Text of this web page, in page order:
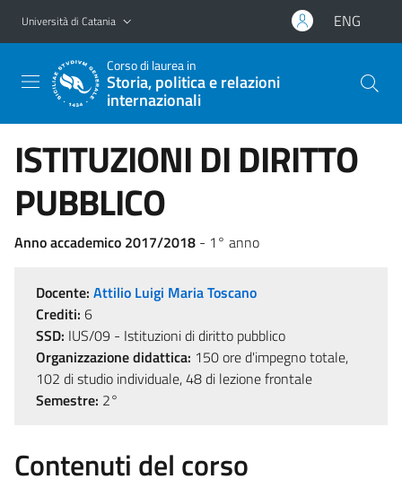
Vai al contenuto principale
Vai al menu di navigazione
Università di Catania ENG
Corso di laurea in
Storia, politica e relazioni
internazionali
ISTITUZIONI DI DIRITTO
PUBBLICO
Anno accademico 2017/2018 - 1° anno
Docente: Attilio Luigi Maria Toscano
Crediti: 6
SSD: IUS/09 - Istituzioni di diritto pubblico
Organizzazione didattica: 150 ore d'impegno totale,
102 di studio individuale, 48 di lezione frontale
Semestre: 2°
Contenuti del corso